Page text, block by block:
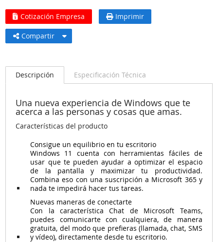
Cotización Empresa Imprimir
Compartir
Descripción Especificación Técnica
Una nueva experiencia de Windows que te
acerca a las personas y cosas que amas.
Características del producto
Consigue un equilibrio en tu escritorio
Windows 11 cuenta con herramientas fáciles de
usar que te pueden ayudar a optimizar el espacio
de la pantalla y maximizar tu productividad.
Combina eso con una suscripción a Microsoft 365 y
nada te impedirá hacer tus tareas.
Nuevas maneras de conectarte
Con la característica Chat de Microsoft Teams,
puedes comunicarte con cualquiera, de manera
gratuita, del modo que prefieras (llamada, chat, SMS
y vídeo), directamente desde tu escritorio.